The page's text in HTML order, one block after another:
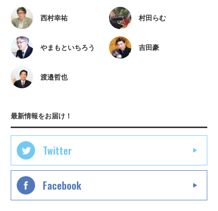
西村幸祐 村田らむ
やまもといちろう 吉田豪
渡邉哲也
最新情報をお届け！
Twitter
Facebook